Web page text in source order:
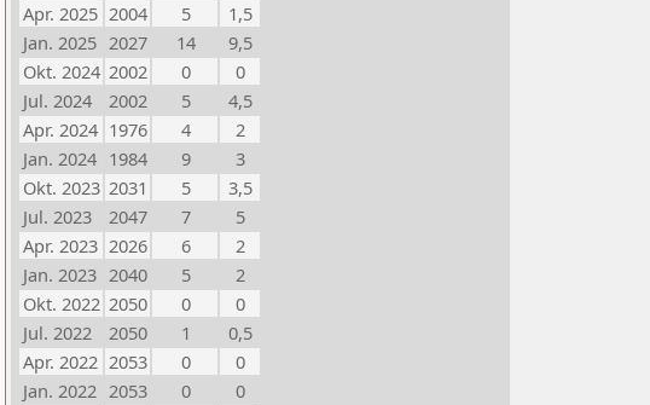
Apr. 2025 2004 5
1,5
Jan. 2025 2027 14
9,5
Okt. 2024 2002 0
0
Jul. 2024
2002 5
4,5
Apr. 2024 1976 4
2
Jan. 2024 1984 9
3
Okt. 2023 2031 5
3,5
Jul. 2023
2047 7
5
Apr. 2023 2026 6
2
Jan. 2023 2040 5
2
Okt. 2022 2050 0
0
Jul. 2022
2050 1
0,5
Apr. 2022 2053 0
0
Jan. 2022 2053 0
0